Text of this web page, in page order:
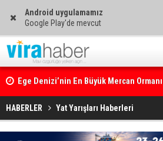
Android uygulamamız
Google Play'de mevcut
Ege Denizi’nin En Büyük Mercan Ormanı
HABERLER Yat Yarışları Haberleri